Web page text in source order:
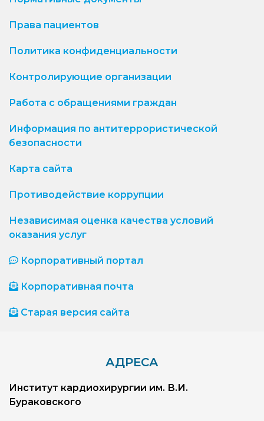
Права пациентов
Политика конфиденциальности
Контролирующие организации
Работа с обращениями граждан
Информация по антитеррористической
безопасности
Карта сайта
Противодействие коррупции
Независимая оценка качества условий
оказания услуг
Корпоративный портал
Корпоративная почта
Старая версия сайта
АДРЕСА
Институт кардиохирургии им. В.И.
Бураковского